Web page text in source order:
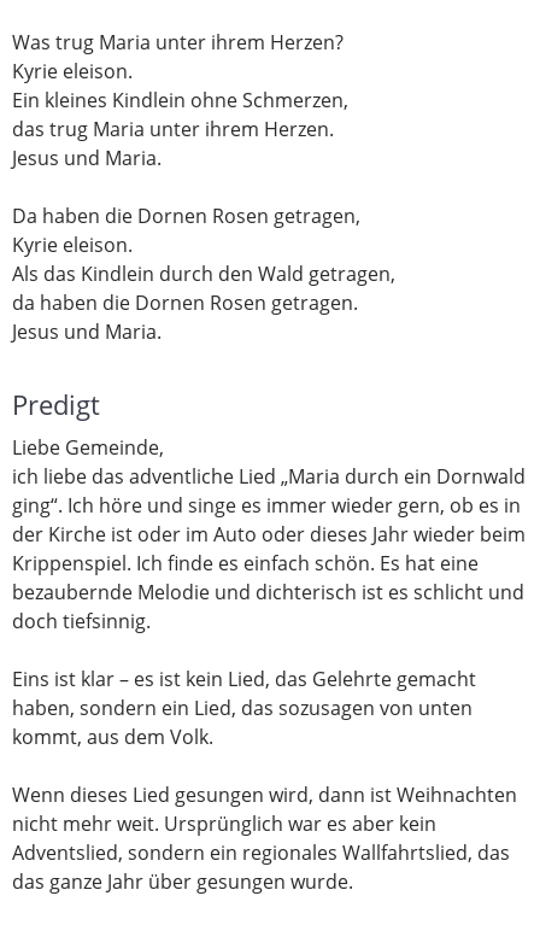
Was trug Maria unter ihrem Herzen?
Kyrie eleison.
Ein kleines Kindlein ohne Schmerzen,
das trug Maria unter ihrem Herzen.
Jesus und Maria.
Da haben die Dornen Rosen getragen,
Kyrie eleison.
Als das Kindlein durch den Wald getragen,
da haben die Dornen Rosen getragen.
Jesus und Maria.
Predigt
Liebe Gemeinde,
ich liebe das adventliche Lied „Maria durch ein Dornwald
ging“. Ich höre und singe es immer wieder gern, ob es in
der Kirche ist oder im Auto oder dieses Jahr wieder beim
Krippenspiel. Ich finde es einfach schön. Es hat eine
bezaubernde Melodie und dichterisch ist es schlicht und
doch tiefsinnig.
Eins ist klar – es ist kein Lied, das Gelehrte gemacht
haben, sondern ein Lied, das sozusagen von unten
kommt, aus dem Volk.
Wenn dieses Lied gesungen wird, dann ist Weihnachten
nicht mehr weit. Ursprünglich war es aber kein
Adventslied, sondern ein regionales Wallfahrtslied, das
das ganze Jahr über gesungen wurde.